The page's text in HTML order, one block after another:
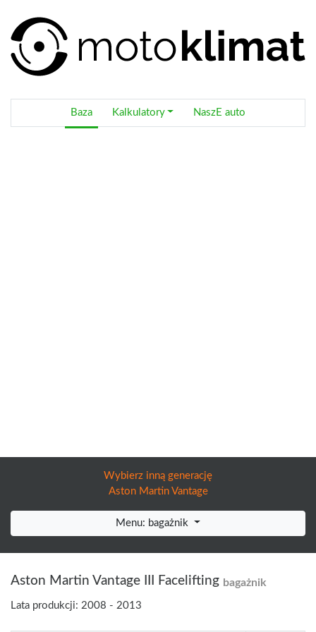
Baza Kalkulatory NaszE auto
Wybierz inną generację
Aston Martin Vantage
Menu: bagażnik
Aston Martin Vantage III Facelifting bagażnik
Lata produkcji: 2008 - 2013